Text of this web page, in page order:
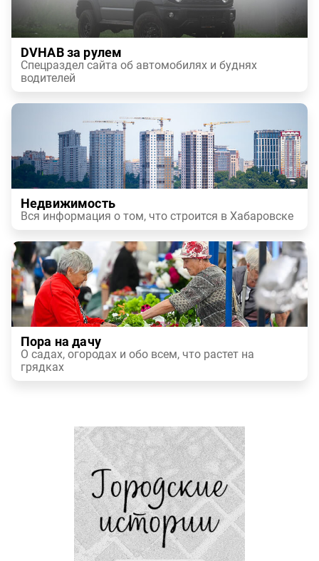
DVHAB за рулем
Спецраздел сайта об автомобилях и буднях
водителей
Недвижимость
Вся информация о том, что строится в Хабаровске
Пора на дачу
О садах, огородах и обо всем, что растет на
грядках